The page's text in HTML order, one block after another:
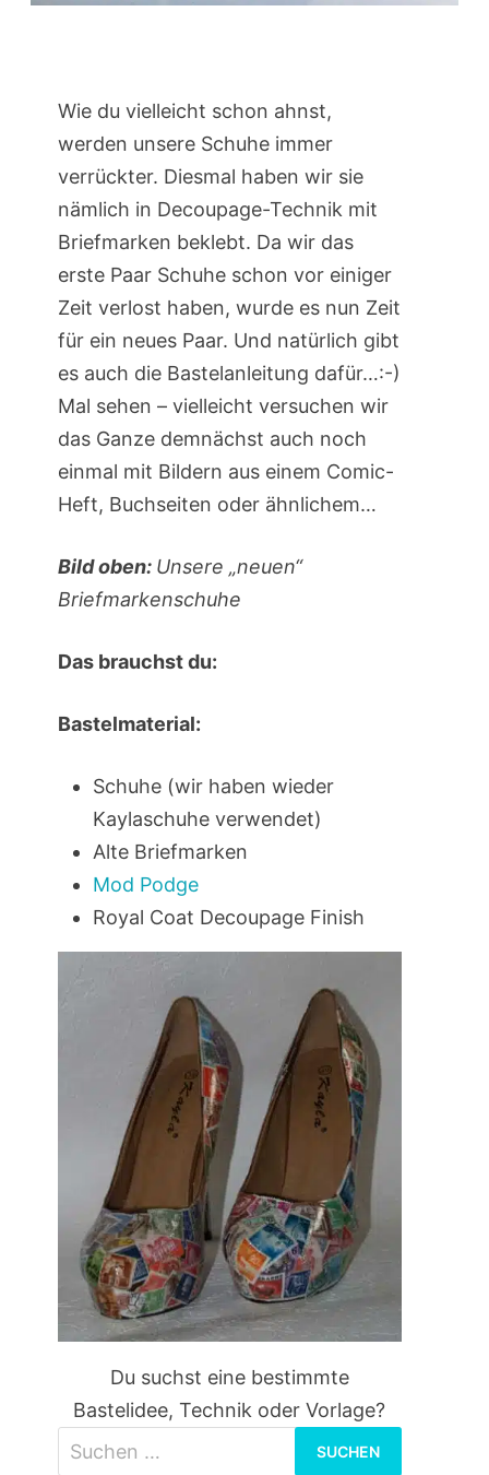
Wie du vielleicht schon ahnst,
werden unsere Schuhe immer
verrückter. Diesmal haben wir sie
nämlich in Decoupage-Technik mit
Briefmarken beklebt. Da wir das
erste Paar Schuhe schon vor einiger
Zeit verlost haben, wurde es nun Zeit
für ein neues Paar. Und natürlich gibt
es auch die Bastelanleitung dafür…:-)
Mal sehen – vielleicht versuchen wir
das Ganze demnächst auch noch
einmal mit Bildern aus einem Comic-
Heft, Buchseiten oder ähnlichem…
Bild oben: Unsere „neuen“
Briefmarkenschuhe
Das brauchst du:
Bastelmaterial:
Schuhe (wir haben wieder
Kaylaschuhe verwendet)
Alte Briefmarken
Mod Podge
Royal Coat Decoupage Finish
Du suchst eine bestimmte
Bastelidee, Technik oder Vorlage?